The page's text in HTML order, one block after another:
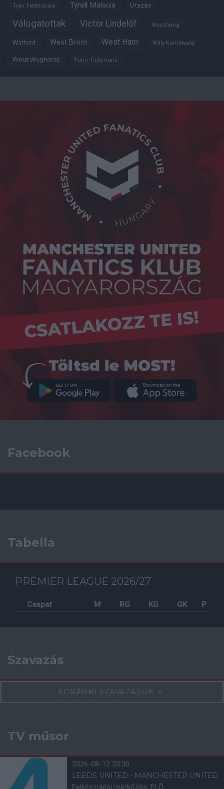
Tyler Fredericson Tyrell Malacia Utazás
Válogatottak Victor Lindelöf Visszhang
Watford West Brom West Ham Willy Kambwala
Wout Weghorst Youri Tielemans
Facebook
Tabella
PREMIER LEAGUE 2026/27
Csapat M RG KG GK P
Szavazás
KORÁBBI SZAVAZÁSOK
TV műsor
2026-08-12 20:30
LEEDS UNITED - MANCHESTER UNITED
Felkészülési mérkőzés, ÉLŐ